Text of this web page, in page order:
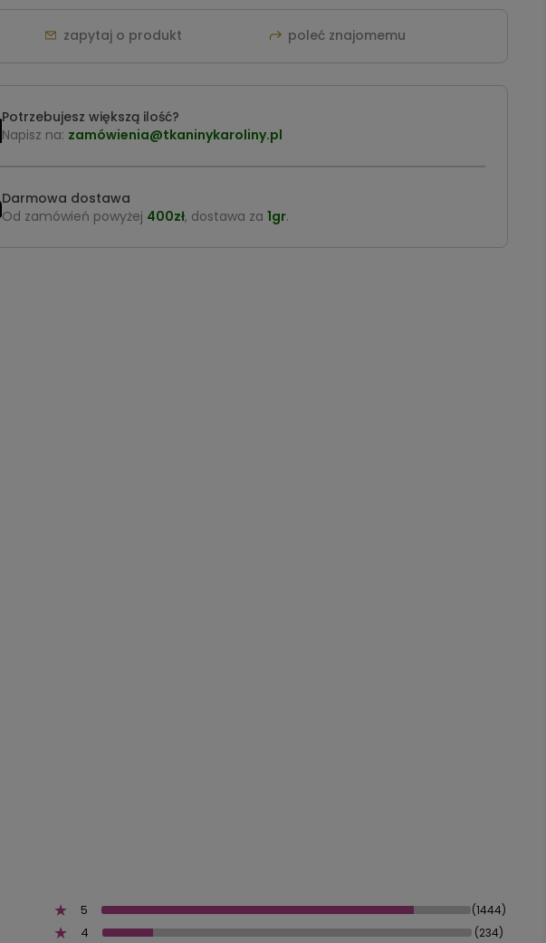
zapytaj o produkt poleć znajomemu
Potrzebujesz większą ilość?
Napisz na: zamówienia@tkaninykaroliny.pl
Darmowa dostawa
Od zamówień powyżej 400zł, dostawa za 1gr.
5 (1444)
4 (234)